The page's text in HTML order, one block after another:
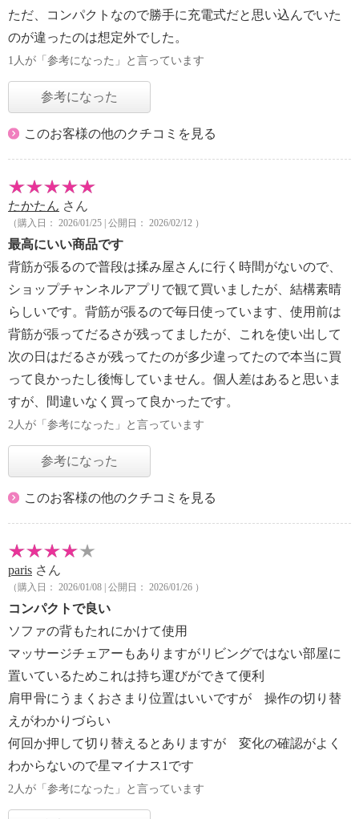
ただ、コンパクトなので勝手に充電式だと思い込んでいた
のが違ったのは想定外でした。
1人が「参考になった」と言っています
参考になった
このお客様の他のクチコミを見る
たかたん さん
（購入日： 2026/01/25 | 公開日： 2026/02/12 ）
最高にいい商品です
背筋が張るので普段は揉み屋さんに行く時間がないので、
ショップチャンネルアプリで観て買いましたが、結構素晴
らしいです。背筋が張るので毎日使っています、使用前は
背筋が張ってだるさが残ってましたが、これを使い出して
次の日はだるさが残ってたのが多少違ってたので本当に買
って良かったし後悔していません。個人差はあると思いま
すが、間違いなく買って良かったです。
2人が「参考になった」と言っています
参考になった
このお客様の他のクチコミを見る
paris さん
（購入日： 2026/01/08 | 公開日： 2026/01/26 ）
コンパクトで良い
ソファの背もたれにかけて使用
マッサージチェアーもありますがリビングではない部屋に
置いているためこれは持ち運びができて便利
肩甲骨にうまくおさまり位置はいいですが 操作の切り替
えがわかりづらい
何回か押して切り替えるとありますが 変化の確認がよく
わからないので星マイナス1です
2人が「参考になった」と言っています